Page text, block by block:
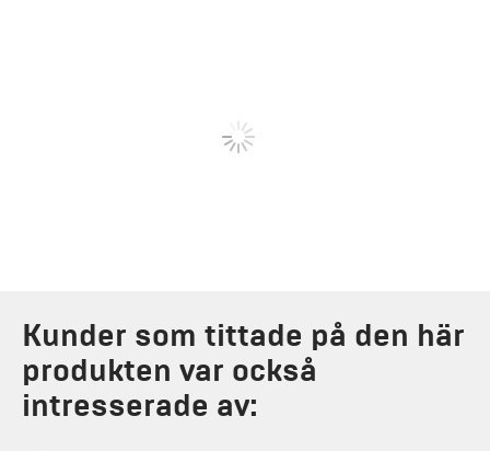
Kunder som tittade på den här
produkten var också
intresserade av: